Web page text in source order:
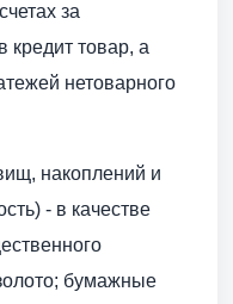
за
кредит товар, а
нетоварного
накоплений и
- в качестве
бумажные